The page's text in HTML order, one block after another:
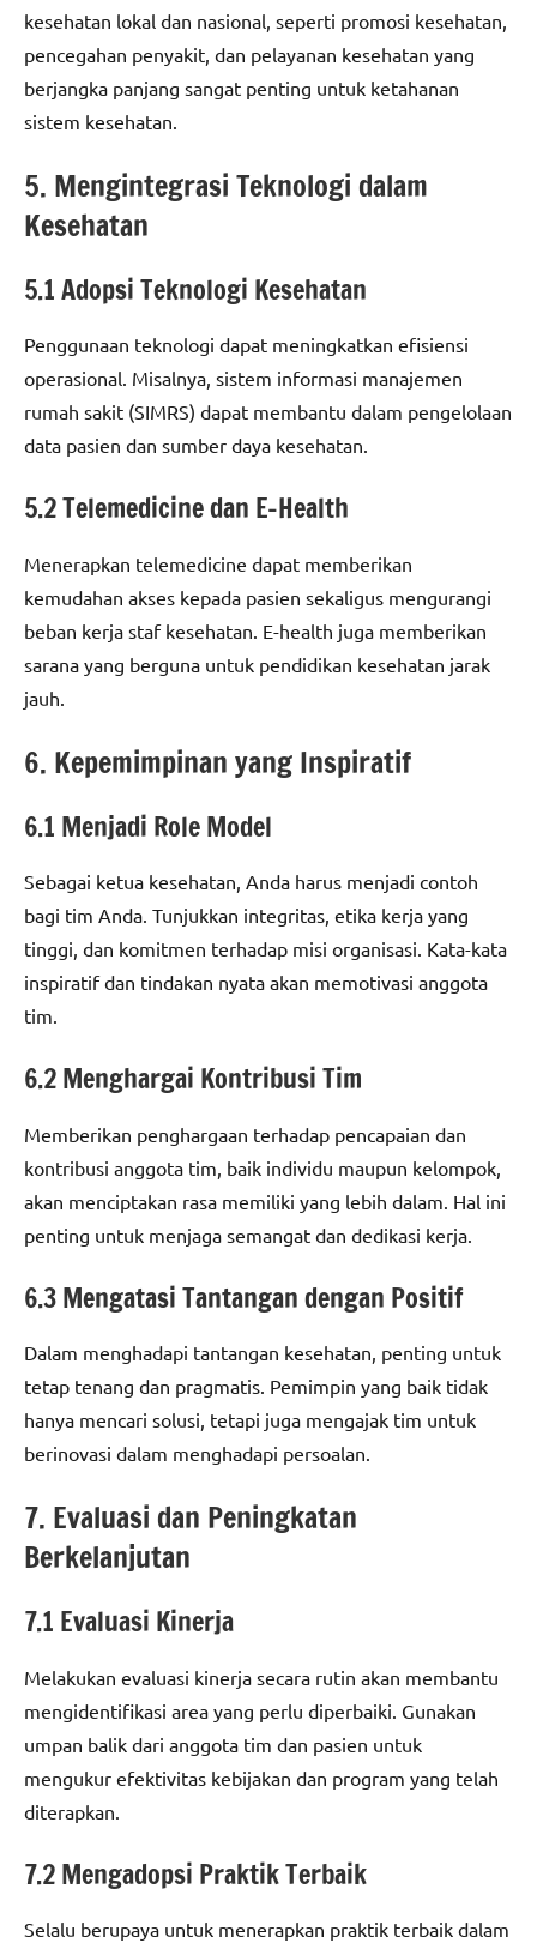
kesehatan lokal dan nasional, seperti promosi kesehatan,
pencegahan penyakit, dan pelayanan kesehatan yang
berjangka panjang sangat penting untuk ketahanan
sistem kesehatan.
5. Mengintegrasi Teknologi dalam
Kesehatan
5.1 Adopsi Teknologi Kesehatan
Penggunaan teknologi dapat meningkatkan efisiensi
operasional. Misalnya, sistem informasi manajemen
rumah sakit (SIMRS) dapat membantu dalam pengelolaan
data pasien dan sumber daya kesehatan.
5.2 Telemedicine dan E-Health
Menerapkan telemedicine dapat memberikan
kemudahan akses kepada pasien sekaligus mengurangi
beban kerja staf kesehatan. E-health juga memberikan
sarana yang berguna untuk pendidikan kesehatan jarak
jauh.
6. Kepemimpinan yang Inspiratif
6.1 Menjadi Role Model
Sebagai ketua kesehatan, Anda harus menjadi contoh
bagi tim Anda. Tunjukkan integritas, etika kerja yang
tinggi, dan komitmen terhadap misi organisasi. Kata-kata
inspiratif dan tindakan nyata akan memotivasi anggota
tim.
6.2 Menghargai Kontribusi Tim
Memberikan penghargaan terhadap pencapaian dan
kontribusi anggota tim, baik individu maupun kelompok,
akan menciptakan rasa memiliki yang lebih dalam. Hal ini
penting untuk menjaga semangat dan dedikasi kerja.
6.3 Mengatasi Tantangan dengan Positif
Dalam menghadapi tantangan kesehatan, penting untuk
tetap tenang dan pragmatis. Pemimpin yang baik tidak
hanya mencari solusi, tetapi juga mengajak tim untuk
berinovasi dalam menghadapi persoalan.
7. Evaluasi dan Peningkatan
Berkelanjutan
7.1 Evaluasi Kinerja
Melakukan evaluasi kinerja secara rutin akan membantu
mengidentifikasi area yang perlu diperbaiki. Gunakan
umpan balik dari anggota tim dan pasien untuk
mengukur efektivitas kebijakan dan program yang telah
diterapkan.
7.2 Mengadopsi Praktik Terbaik
Selalu berupaya untuk menerapkan praktik terbaik dalam